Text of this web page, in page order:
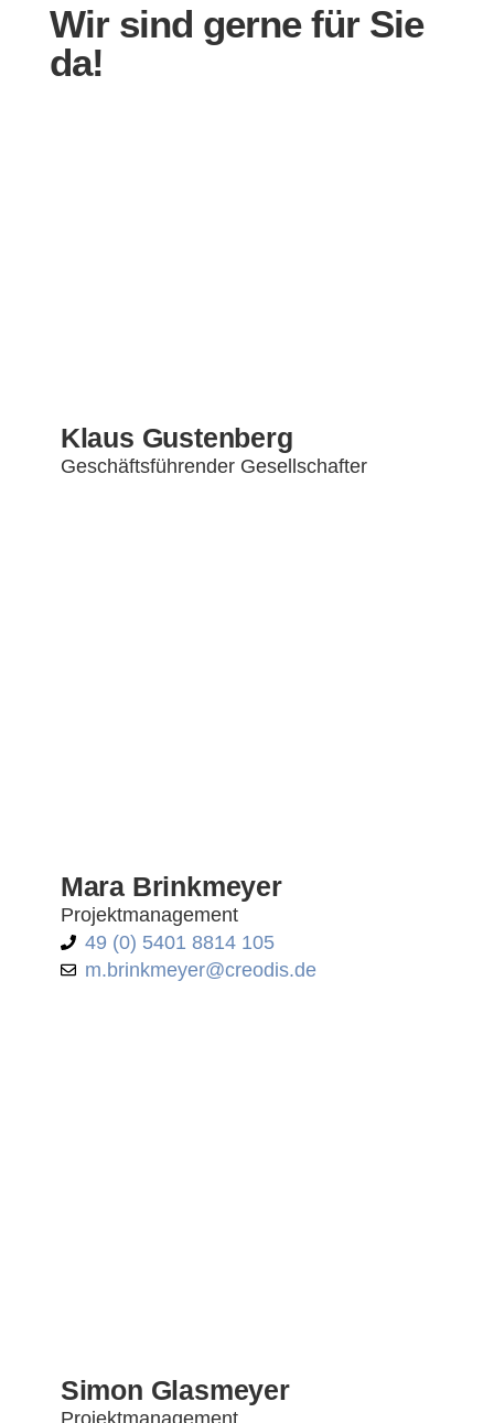
Wir sind gerne für Sie
da!
Klaus Gustenberg
Geschäftsführender Gesellschafter
Mara Brinkmeyer
Projektmanagement
49 (0) 5401 8814 105
m.brinkmeyer@creodis.de
Simon Glasmeyer
Projektmanagement